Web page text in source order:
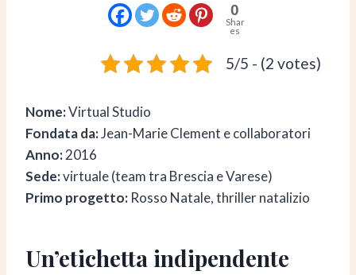
0
Shar
es
5/5 - (2 votes)
Nome:Virtual Studio
Fondata da:Jean-Marie Clement e collaboratori
Anno:2016
Sede:virtuale (team tra Brescia e Varese)
Primo progetto: Rosso Natale, thriller natalizio
Un’etichetta indipendente